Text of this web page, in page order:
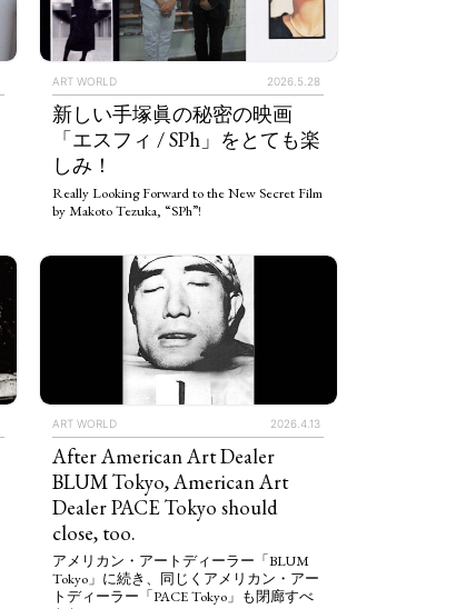
ART WORLD 2026.5.28
新しい手塚眞の秘密の映画
「エスフィ / SPh」をとても楽
しみ！
Really Looking Forward to the New Secret Film
by Makoto Tezuka, “SPh”!
ART WORLD 2026.4.13
After American Art Dealer
BLUM Tokyo, American Art
Dealer PACE Tokyo should
close, too.
アメリカン・アートディーラー「BLUM
Tokyo」に続き、同じくアメリカン・アー
トディーラー「PACE Tokyo」も閉廊すべ